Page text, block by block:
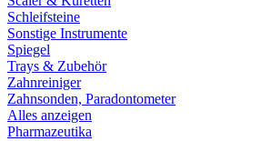
Schleifsteine
Sonstige Instrumente
Spiegel
Trays & Zubehör
Zahnreiniger
Zahnsonden, Paradontometer
Alles anzeigen
Pharmazeutika